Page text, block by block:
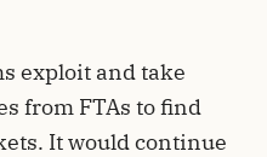
exploit and take
from FTAs to find
It would continue